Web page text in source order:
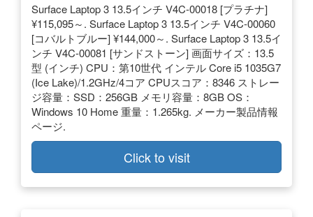
Surface Laptop 3 13.5インチ V4C-00018 [プラチナ]
¥115,095～. Surface Laptop 3 13.5インチ V4C-00060
[コバルトブルー] ¥144,000～. Surface Laptop 3 13.5イ
ンチ V4C-00081 [サンドストーン] 画面サイズ：13.5
型 (インチ) CPU：第10世代 インテル Core i5 1035G7
(Ice Lake)/1.2GHz/4コア CPUスコア：8346 ストレー
ジ容量：SSD：256GB メモリ容量：8GB OS：
Windows 10 Home 重量：1.265kg. メーカー製品情報
ページ.
Click to visit